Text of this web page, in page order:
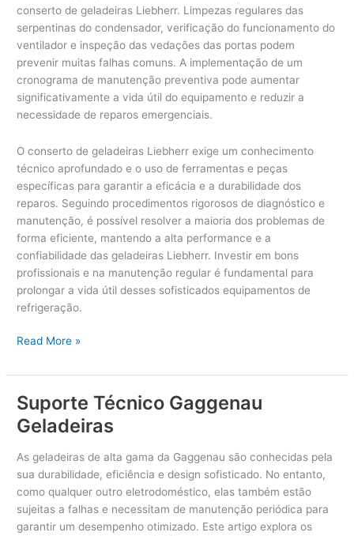
conserto de geladeiras Liebherr. Limpezas regulares das
serpentinas do condensador, verificação do funcionamento do
ventilador e inspeção das vedações das portas podem
prevenir muitas falhas comuns. A implementação de um
cronograma de manutenção preventiva pode aumentar
significativamente a vida útil do equipamento e reduzir a
necessidade de reparos emergenciais.
O conserto de geladeiras Liebherr exige um conhecimento
técnico aprofundado e o uso de ferramentas e peças
específicas para garantir a eficácia e a durabilidade dos
reparos. Seguindo procedimentos rigorosos de diagnóstico e
manutenção, é possível resolver a maioria dos problemas de
forma eficiente, mantendo a alta performance e a
confiabilidade das geladeiras Liebherr. Investir em bons
profissionais e na manutenção regular é fundamental para
prolongar a vida útil desses sofisticados equipamentos de
refrigeração.
Conserto
Geladeiras
Read More »
Suporte Técnico Gaggenau
Geladeiras
As geladeiras de alta gama da Gaggenau são conhecidas pela
sua durabilidade, eficiência e design sofisticado. No entanto,
como qualquer outro eletrodoméstico, elas também estão
sujeitas a falhas e necessitam de manutenção periódica para
garantir um desempenho otimizado. Este artigo explora os